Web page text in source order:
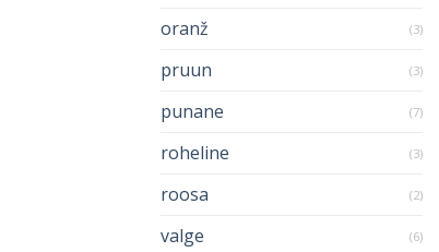
oranž (3)
pruun (3)
punane (7)
roheline (3)
roosa (2)
valge (6)